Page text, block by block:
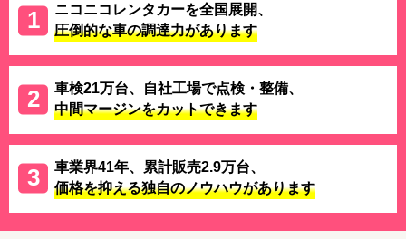
ニコニコレンタカーを全国展開、
圧倒的な車の調達力があります
車検21万台、自社工場で点検・整備、
中間マージンをカットできます
車業界41年、累計販売2.9万台、
価格を抑える独自のノウハウがあります